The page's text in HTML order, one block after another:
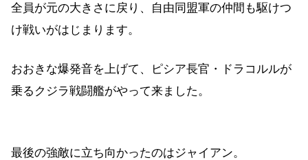
全員が元の大きさに戻り、自由同盟軍の仲間も駆けつ
け戦いがはじまります。
おおきな爆発音を上げて、ピシア長官・ドラコルルが
乗るクジラ戦闘艦がやって来ました。
最後の強敵に立ち向かったのはジャイアン。